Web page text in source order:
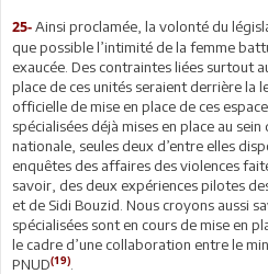
25- Ainsi proclamée, la volonté du
que possible l’intimité de la femme
exaucée. Des contraintes liées surtout
place de ces unités seraient derrière la
officielle de mise en place de ces
spécialisées déjà mises en place au
nationale, seules deux d’entre elles
enquêtes des affaires des violences
savoir, des deux expériences pilotes
et de Sidi Bouzid. Nous croyons aussi
spécialisées sont en cours de mise en
le cadre d’une collaboration entre le
PNUD(19)